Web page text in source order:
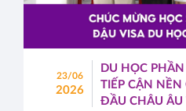
23/06
2026
DU HỌC
TIẾP CẬN
ĐẦU CHÂU ÂU